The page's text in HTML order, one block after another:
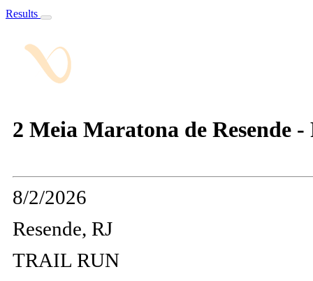
Results
2 Meia Maratona de Resende -
8/2/2026
Resende, RJ
TRAIL RUN